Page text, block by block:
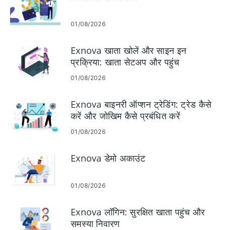
01/08/2026
Exnova खाता खोलें और साइन इन
प्रक्रिया: खाता सेटअप और पहुंच
01/08/2026
Exnova बाइनरी ऑप्शन ट्रेडिंग: ट्रेड कैसे
करें और जोखिम कैसे प्रबंधित करें
01/08/2026
Exnova डेमो अकाउंट
01/08/2026
Exnova लॉगिन: सुरक्षित खाता पहुंच और
समस्या निवारण